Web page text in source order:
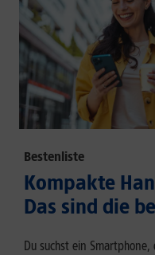
Bestenliste
Kompakte
Das sind die
Du suchst ein